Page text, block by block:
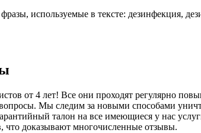
используемые в тексте: дезинфекция,
от 4 лет! Все они проходят регулярно
Мы следим за новыми способами
талон на все имеющиеся у нас
что доказывают многочисленные отзывы.